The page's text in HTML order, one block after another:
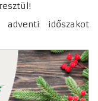
időszakot